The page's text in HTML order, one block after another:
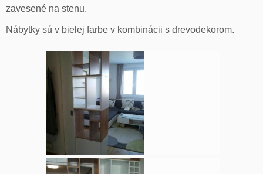
zavesené na stenu.
Nábytky sú v bielej farbe v kombinácii s drevodekorom.